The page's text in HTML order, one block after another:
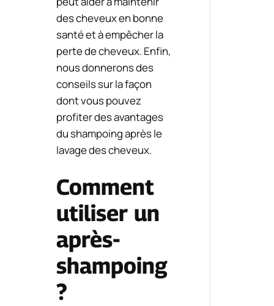
des cheveux en bonne
santé et à empêcher la
perte de cheveux. Enfin,
nous donnerons des
conseils sur la façon
dont vous pouvez
profiter des avantages
du shampoing après le
lavage des cheveux.
Comment
utiliser un
après-
shampoing
?